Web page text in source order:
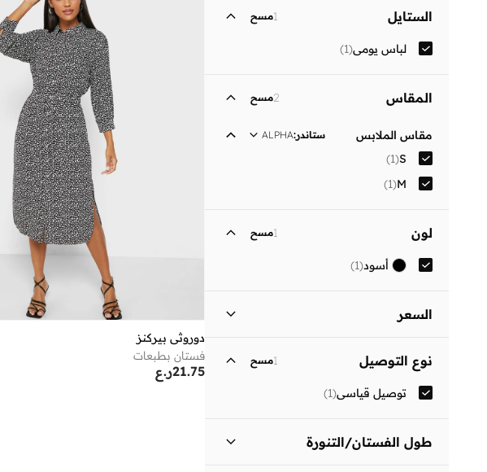
نساء
الستايل 1مسح
لباس يومي(
1
)
المقاس 2مسح
مقاس الملابس ستاندر:
ALPHA
S
(
1
)
M
(
1
)
لون 1مسح
أسود(
1
)
السعر
ر.ع
انطلق
نوع التوصيل 1مسح
توصيل قياسي(
1
)
طول الفستان/التنورة
دوروثي بيركنز
فستان بطبعات
ر.ع21.75